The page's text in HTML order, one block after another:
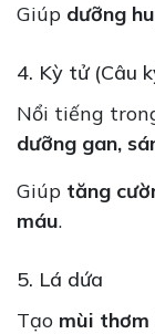
Giúp dưỡng
4. Kỳ tử (Câu
Nổi tiếng
dưỡng gan,
Giúp tăng
máu.
5. Lá dứa
Tạo mùi thơm